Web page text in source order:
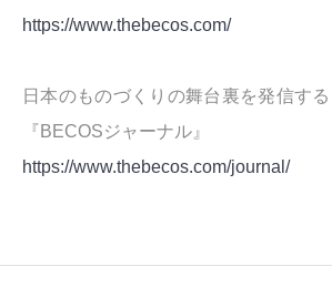
https://www.thebecos.com/
日本のものづくりの舞台裏を発信す
『BECOSジャーナル』
https://www.thebecos.com/journal/